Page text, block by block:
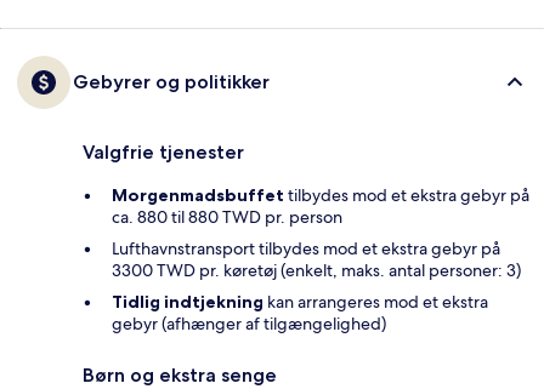
Gebyrer og politikker
Valgfrie tjenester
Morgenmadsbuffet tilbydes mod et ekstra gebyr på
ca. 880 til 880 TWD pr. person
Lufthavnstransport tilbydes mod et ekstra gebyr på
3300 TWD pr. køretøj (enkelt, maks. antal personer: 3)
Tidlig indtjekning kan arrangeres mod et ekstra
gebyr (afhænger af tilgængelighed)
Børn og ekstra senge